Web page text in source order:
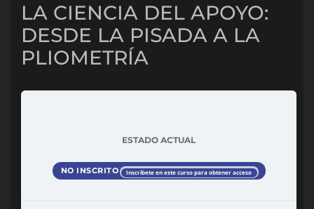
LA CIENCIA DEL APOYO:
DESDE LA PISADA A LA
PLIOMETRÍA
ESTADO ACTUAL
NO INSCRITO Inscríbete en este curso para obtener acceso